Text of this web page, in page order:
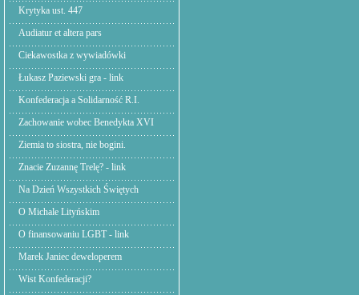
Krytyka ust. 447
Audiatur et altera pars
Ciekawostka z wywiadówki
Łukasz Paziewski gra - link
Konfederacja a Solidarność R.I.
Zachowanie wobec Benedykta XVI
Ziemia to siostra, nie bogini.
Znacie Zuzannę Trelę? - link
Na Dzień Wszystkich Świętych
O Michale Lityńskim
O finansowaniu LGBT - link
Marek Janiec deweloperem
Wist Konfederacji?